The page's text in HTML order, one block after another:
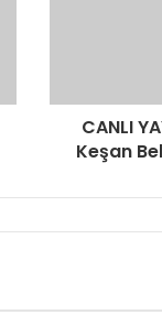
CANLI
Keşan